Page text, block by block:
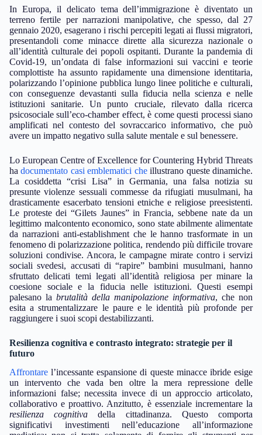
In Europa, il delicato tema dell’immigrazione è diventato un
terreno fertile per narrazioni manipolative, che spesso, dal 27
gennaio 2020, esagerano i rischi percepiti legati ai flussi migratori,
presentandoli come minacce dirette alla sicurezza nazionale o
all’identità culturale dei popoli ospitanti. Durante la pandemia di
Covid-19, un’ondata di false informazioni sui vaccini e teorie
complottiste ha assunto rapidamente una dimensione identitaria,
polarizzando l’opinione pubblica lungo linee politiche e culturali,
con conseguenze devastanti sulla fiducia nella scienza e nelle
istituzioni sanitarie. Un punto cruciale, rilevato dalla ricerca
psicosociale sull’eco-chamber effect, è come questi processi siano
amplificati nel contesto del sovraccarico informativo, che può
avere un impatto negativo sulla salute mentale e sul benessere.
Lo European Centre of Excellence for Countering Hybrid Threats
hadocumentato casi emblematici cheillustrano queste dinamiche.
La cosiddetta “crisi Lisa” in Germania, una falsa notizia su
presunte violenze sessuali commesse da rifugiati musulmani, ha
drasticamente esacerbato tensioni etniche e religiose preesistenti.
Le proteste dei “Gilets Jaunes” in Francia, sebbene nate da un
legittimo malcontento economico, sono state abilmente alimentate
da narrazioni anti-establishment che le hanno trasformate in un
fenomeno di polarizzazione politica, rendendo più difficile trovare
soluzioni condivise. Ancora, le campagne mirate contro i servizi
sociali svedesi, accusati di “rapire” bambini musulmani, hanno
sfruttato delicati temi legati all’identità religiosa per minare la
coesione sociale e la fiducia nelle istituzioni. Questi esempi
palesano la brutalità della manipolazione informativa, che non
esita a strumentalizzare le paure e le identità più profonde per
raggiungere i suoi scopi destabilizzanti.
Resilienza cognitiva e contrasto integrato: strategie per il
futuro
Affrontare l’incessante espansione di queste minacce ibride esige
un intervento che vada ben oltre la mera repressione delle
informazioni false; necessita invece di un approccio articolato,
collaborativo e proattivo. Anzitutto, è essenziale incrementare la
resilienza cognitiva della cittadinanza. Questo comporta
significativi investimenti nell’educazione all’informazione